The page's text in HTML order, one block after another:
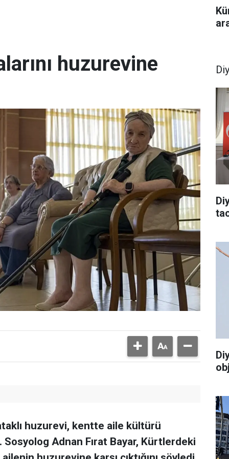
huzurevine
huzurevi, kentte aile kültürü
Adnan Fırat Bayar, Kürtlerdeki